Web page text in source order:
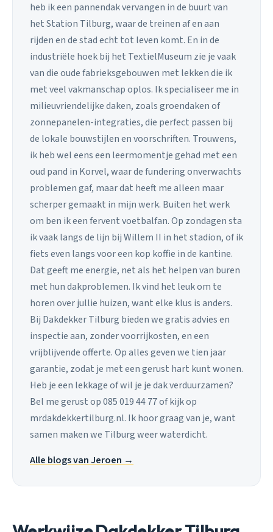
heb ik een pannendak vervangen in de buurt van
het Station Tilburg, waar de treinen af en aan
rijden en de stad echt tot leven komt. En in de
industriële hoek bij het TextielMuseum zie je vaak
van die oude fabrieksgebouwen met lekken die ik
met veel vakmanschap oplos. Ik specialiseer me in
milieuvriendelijke daken, zoals groendaken of
zonnepanelen-integraties, die perfect passen bij
de lokale bouwstijlen en voorschriften. Trouwens,
ik heb wel eens een leermomentje gehad met een
oud pand in Korvel, waar de fundering onverwachts
problemen gaf, maar dat heeft me alleen maar
scherper gemaakt in mijn werk. Buiten het werk
om ben ik een fervent voetbalfan. Op zondagen sta
ik vaak langs de lijn bij Willem II in het stadion, of ik
fiets even langs voor een kop koffie in de kantine.
Dat geeft me energie, net als het helpen van buren
met hun dakproblemen. Ik vind het leuk om te
horen over jullie huizen, want elke klus is anders.
Bij Dakdekker Tilburg bieden we gratis advies en
inspectie aan, zonder voorrijkosten, en een
vrijblijvende offerte. Op alles geven we tien jaar
garantie, zodat je met een gerust hart kunt wonen.
Heb je een lekkage of wil je je dak verduurzamen?
Bel me gerust op 085 019 44 77 of kijk op
mrdakdekkertilburg.nl. Ik hoor graag van je, want
samen maken we Tilburg weer waterdicht.
Alle blogs van Jeroen →